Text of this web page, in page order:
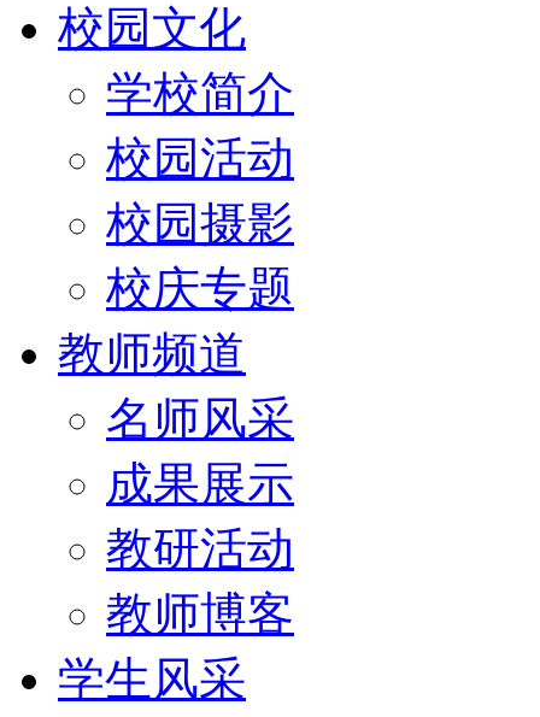
校园文化
学校简介
校园活动
校园摄影
校庆专题
教师频道
名师风采
成果展示
教研活动
教师博客
学生风采